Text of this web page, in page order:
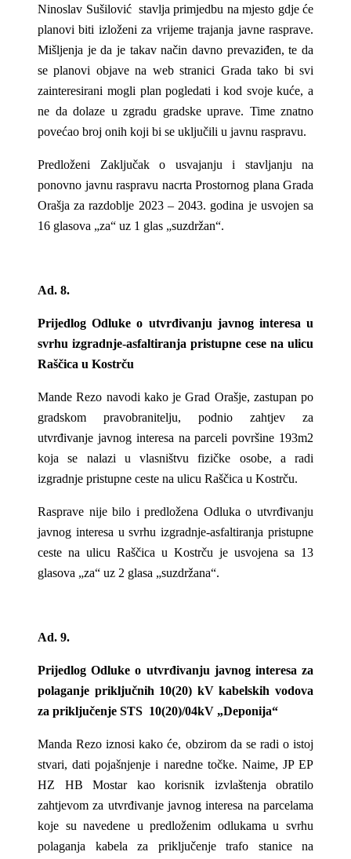
Ninoslav Sušilović stavlja primjedbu na mjesto gdje će
planovi biti izloženi za vrijeme trajanja javne rasprave.
Mišljenja je da je takav način davno prevaziđen, te da
se planovi objave na web stranici Grada tako bi svi
zainteresirani mogli plan pogledati i kod svoje kuće, a
ne da dolaze u zgradu gradske uprave. Time znatno
povećao broj onih koji bi se uključili u javnu raspravu.
Predloženi Zaključak o usvajanju i stavljanju na
ponovno javnu raspravu nacrta Prostornog plana Grada
Orašja za razdoblje 2023 – 2043. godina je usvojen sa
16 glasova „za“ uz 1 glas „suzdržan“.
Ad. 8.
Prijedlog Odluke o utvrđivanju javnog interesa u
svrhu izgradnje-asfaltiranja pristupne cese na ulicu
Raščica u Kostrču
Mande Rezo navodi kako je Grad Orašje, zastupan po
gradskom pravobranitelju, podnio zahtjev za
utvrđivanje javnog interesa na parceli površine 193m2
koja se nalazi u vlasništvu fizičke osobe, a radi
izgradnje pristupne ceste na ulicu Raščica u Kostrču.
Rasprave nije bilo i predložena Odluka o utvrđivanju
javnog interesa u svrhu izgradnje-asfaltiranja pristupne
ceste na ulicu Raščica u Kostrču je usvojena sa 13
glasova „za“ uz 2 glasa „suzdržana“.
Ad. 9.
Prijedlog Odluke o utvrđivanju javnog interesa za
polaganje priključnih 10(20) kV kabelskih vodova
za priključenje STS 10(20)/04kV „Deponija“
Manda Rezo iznosi kako će, obzirom da se radi o istoj
stvari, dati pojašnjenje i naredne točke. Naime, JP EP
HZ HB Mostar kao korisnik izvlaštenja obratilo
zahtjevom za utvrđivanje javnog interesa na parcelama
koje su navedene u predloženim odlukama u svrhu
polaganja kabela za priključenje trafo stanice na